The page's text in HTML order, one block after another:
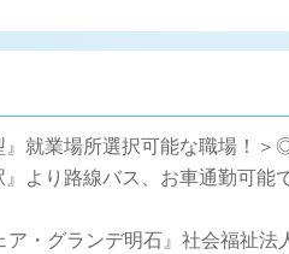
就業場所選択可能な職場！
より路線バス、お車通勤可能で
・グランデ明石』社会福祉法